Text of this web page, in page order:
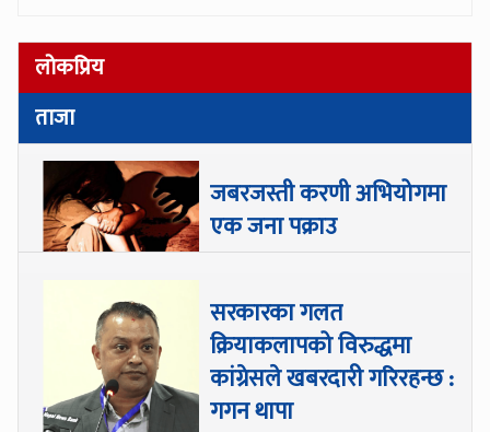
लोकप्रिय
ताजा
जबरजस्ती करणी अभियोगमा
एक जना पक्राउ
सरकारका गलत
क्रियाकलापको विरुद्धमा
कांग्रेसले खबरदारी गरिरहन्छ :
गगन थापा